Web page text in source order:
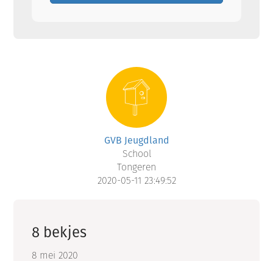
GVB Jeugdland
School
Tongeren
2020-05-11 23:49:52
8 bekjes
8 mei 2020